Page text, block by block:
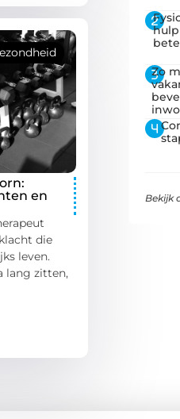
en
die
leven.
lang zitten,
Zo
Bekijk